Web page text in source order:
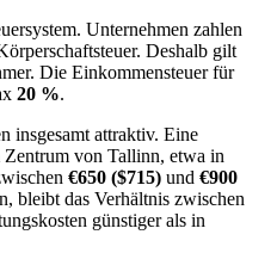
Unternehmen zahlen
Deshalb gilt
Die Einkommensteuer für
20 %.
insgesamt attraktiv. Eine
von Tallinn, etwa in
€650 ($715) und €900
bleibt das Verhältnis zwischen
günstiger als in